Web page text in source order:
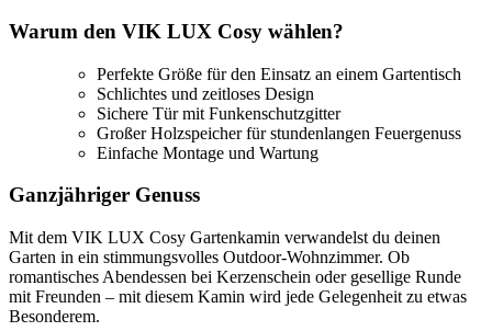
Warum den VIK LUX Cosy wählen?
Perfekte Größe für den Einsatz an einem Gartentisch
Schlichtes und zeitloses Design
Sichere Tür mit Funkenschutzgitter
Großer Holzspeicher für stundenlangen Feuergenuss
Einfache Montage und Wartung
Ganzjähriger Genuss
Mit dem VIK LUX Cosy Gartenkamin verwandelst du deinen
Garten in ein stimmungsvolles Outdoor-Wohnzimmer. Ob
romantisches Abendessen bei Kerzenschein oder gesellige Runde
mit Freunden – mit diesem Kamin wird jede Gelegenheit zu etwas
Besonderem.